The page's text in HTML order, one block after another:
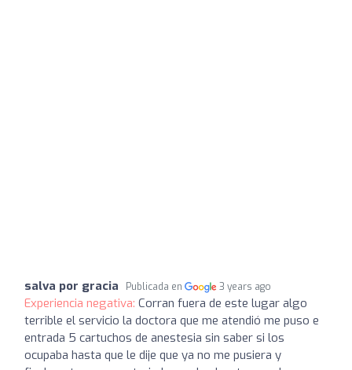
salva por gracia Publicada en 3 years ago
Experiencia negativa: Corran fuera de este lugar algo
terrible el servicio la doctora que me atendió me puso e
entrada 5 cartuchos de anestesia sin saber si los
ocupaba hasta que le dije que ya no me pusiera y